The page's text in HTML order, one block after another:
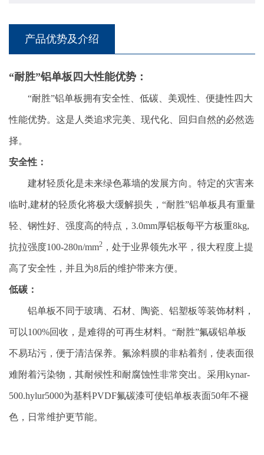
产品优势及介绍
“耐胜”铝单板四大性能优势：
“耐胜”铝单板拥有安全性、低碳、美观性、便捷性四大
性能优势。这是人类追求完美、现代化、回归自然的必然选
择。
安全性：
建材轻质化是未来绿色幕墙的发展方向。特定的灾害来
临时,建材的轻质化将极大缓解损失，“耐胜”铝单板具有重量
轻、钢性好、强度高的特点，3.0mm厚铝板每平方板重8kg,
抗拉强度100-280n/mm2 ，处于业界领先水平，很大程度上提
高了安全性，并且为8后的维护带来方便。
低碳：
铝单板不同于玻璃、石材、陶瓷、铝塑板等装饰材料，
可以100%回收，是难得的可再生材料。“耐胜”氟碳铝单板
不易玷污，便于清洁保养。氟涂料膜的非粘着剂，使表面很
难附着污染物，其耐候性和耐腐蚀性非常突出。采用kynar-
500.hylur5000为基料PVDF氟碳漆可使铝单板表面50年不褪
色，日常维护更节能。